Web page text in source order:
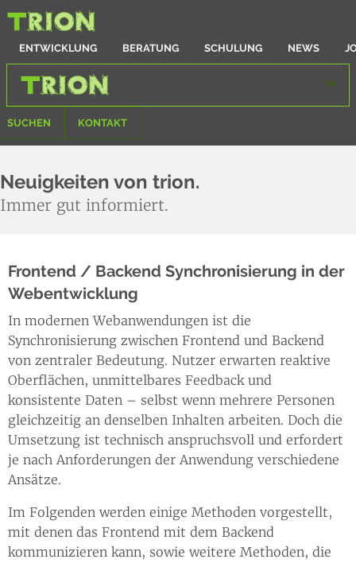
ENTWICKLUNG BERATUNG SCHULUNG NEWS
SUCHEN KONTAKT
Neuigkeiten von trion.
Immer gut informiert.
Frontend / Backend Synchronisierung in der
Webentwicklung
In modernen Webanwendungen ist die
Synchronisierung zwischen Frontend und Backend
von zentraler Bedeutung. Nutzer erwarten reaktive
Oberflächen, unmittelbares Feedback und
konsistente Daten – selbst wenn mehrere Personen
gleichzeitig an denselben Inhalten arbeiten. Doch die
Umsetzung ist technisch anspruchsvoll und erfordert
je nach Anforderungen der Anwendung verschiedene
Ansätze.
Im Folgenden werden einige Methoden vorgestellt,
mit denen das Frontend mit dem Backend
kommunizieren kann, sowie weitere Methoden, die